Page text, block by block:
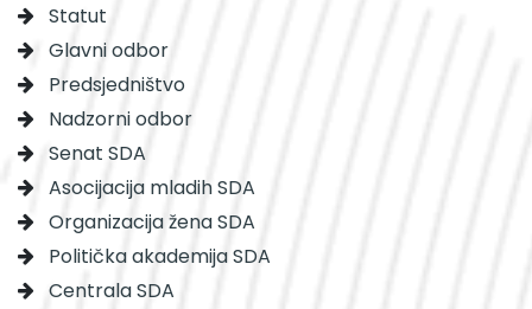
Statut
Glavni odbor
Predsjedništvo
Nadzorni odbor
Senat SDA
Asocijacija mladih SDA
Organizacija žena SDA
Politička akademija SDA
Centrala SDA